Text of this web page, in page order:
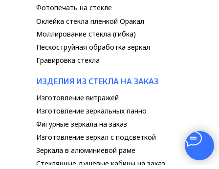
Изготовление витражей
Изготовление зеркальных панно
Фигурные зеркала на заказ
Изготовление зеркал с подсветкой
Зеркала в алюминиевой раме
Стеклянные душевые кабины на заказ
Фотопечать на стекле
Оклейка стекла пленкой Оракал
Моллирование стекла (гибка)
Пескоструйная обработка зеркал
Гравировка стекла
ИЗДЕЛИЯ ИЗ СТЕКЛА НА ЗАКАЗ